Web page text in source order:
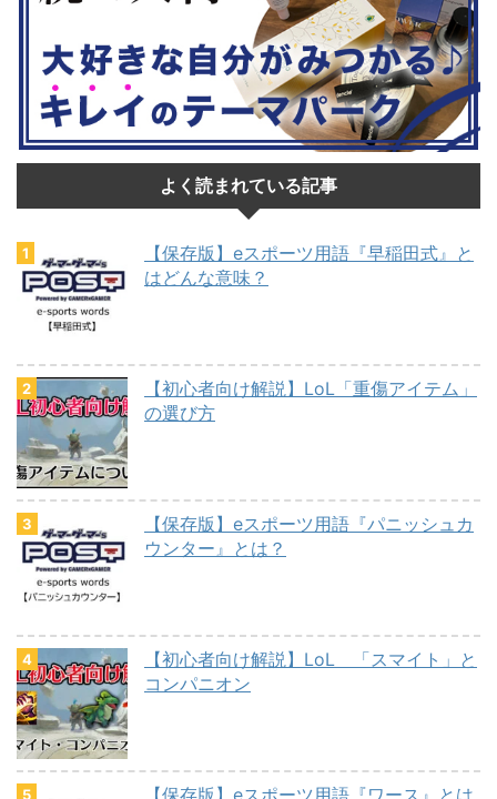
よく読まれている記事
【保存版】eスポーツ用語『早稲田式』と
はどんな意味？
【初心者向け解説】LoL「重傷アイテム」
の選び方
【保存版】eスポーツ用語『パニッシュカ
ウンター』とは？
【初心者向け解説】LoL 「スマイト」と
コンパニオン